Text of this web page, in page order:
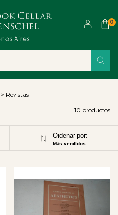
0
> Revistas
10 productos
Ordenar por:
Más vendidos